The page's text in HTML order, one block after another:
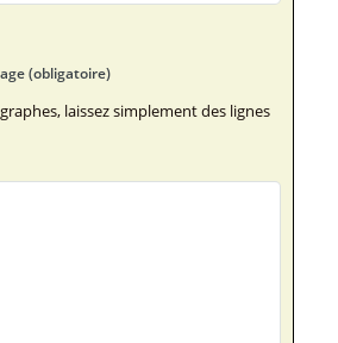
Texte de votre message (obligatoire)
laissez simplement des lignes